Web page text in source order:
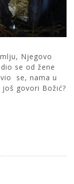
Njegovo
se od žene
se, nama u
govori Božić?